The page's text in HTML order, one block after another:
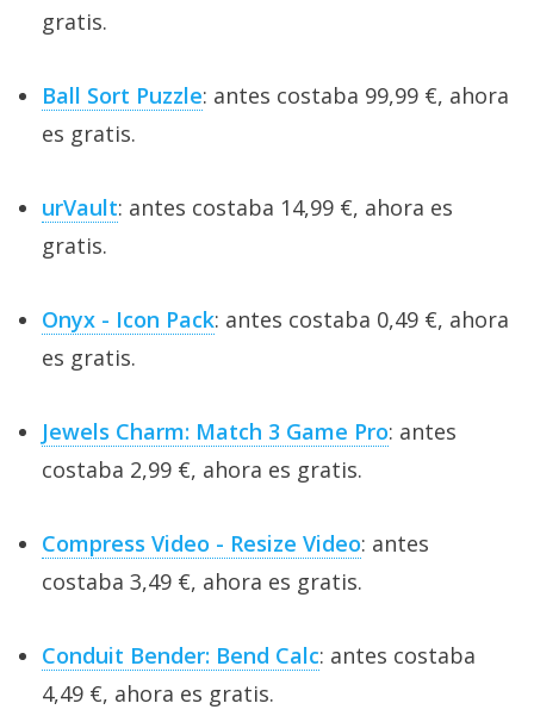
gratis.
Ball Sort Puzzle: antes costaba 99,99 €, ahora
es gratis.
urVault: antes costaba 14,99 €, ahora es
gratis.
Onyx - Icon Pack: antes costaba 0,49 €, ahora
es gratis.
Jewels Charm: Match 3 Game Pro: antes
costaba 2,99 €, ahora es gratis.
Compress Video - Resize Video: antes
costaba 3,49 €, ahora es gratis.
Conduit Bender: Bend Calc: antes costaba
4,49 €, ahora es gratis.